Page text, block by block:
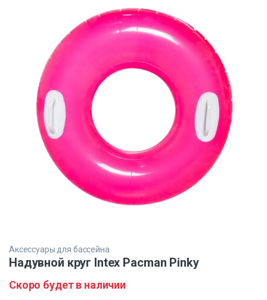
Аксессуары для бассейна
Надувной круг Intex Pacman Pinky
Скоро будет в наличии